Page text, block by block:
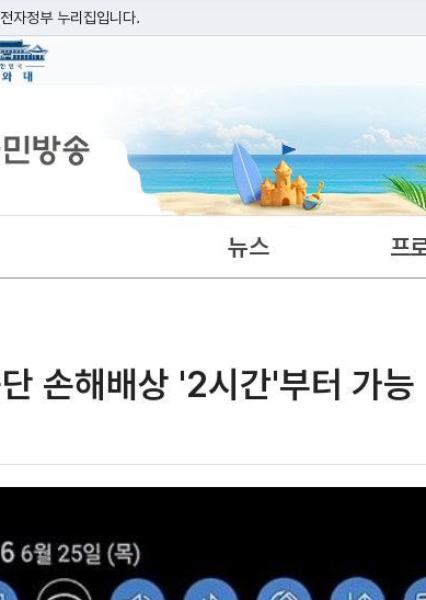
자정부 누리집입니다.
메인 주소를 사용하고 있다면 아래 URL에서 도메인 주소를 확인해
뉴스 프
손해배상 '2시간'부터 가능